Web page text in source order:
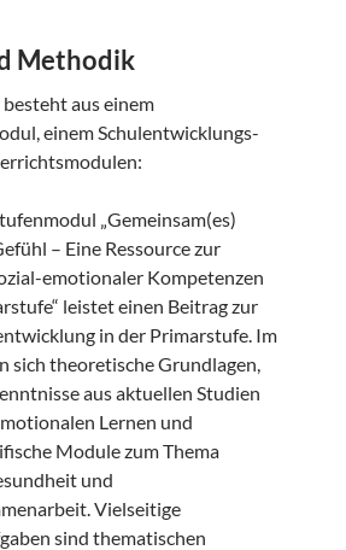
Methodik
aus einem
einem Schulentwicklungs-
„Gemeinsam(es)
– Eine Ressource zur
emotionaler Kompetenzen
leistet einen Beitrag zur
in der Primarstufe. Im
sich theoretische Grundlagen,
aus aktuellen Studien
Lernen und
Module zum Thema
und
Vielseitige
sind thematischen